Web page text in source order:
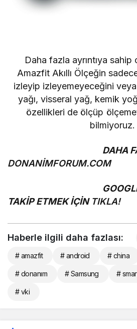
Daha fazla ayrıntıya
Amazfit Akıllı Ölçeğin sadece
izleyip izleyemeyeceğini
yağı, visseral yağ, kemik
özellikleri de ölçüp
bilmiyoruz.
DAHA FAZLA
DONANİMFORUM.COM
GOOGLE
TAKİP ETMEK İÇİN TIKLA!
Haberle ilgili daha fazlası:
# amazfit # android # china
# donanım # Samsung #
# vki